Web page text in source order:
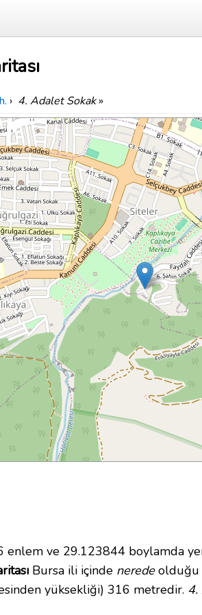
› 4. Adalet Sokak»
ve 29.123844 boylamda yer
Bursa ili içinde neredeolduğu
yüksekliği) 316 metredir. 4.